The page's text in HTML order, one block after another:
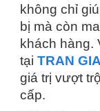
không chỉ
bị mà còn
khách hàng.
tạiTRAN GIA
giá trị vượt
cấp.